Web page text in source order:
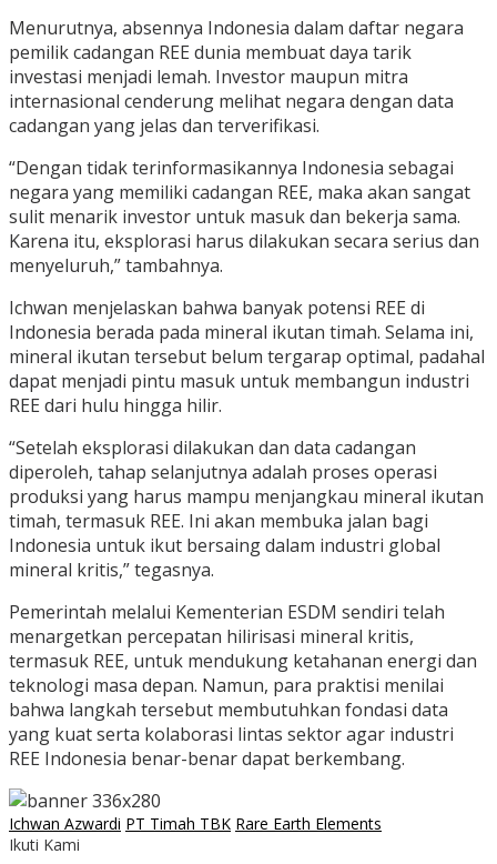
Menurutnya, absennya Indonesia dalam daftar negara
pemilik cadangan REE dunia membuat daya tarik
investasi menjadi lemah. Investor maupun mitra
internasional cenderung melihat negara dengan data
cadangan yang jelas dan terverifikasi.
“Dengan tidak terinformasikannya Indonesia sebagai
negara yang memiliki cadangan REE, maka akan sangat
sulit menarik investor untuk masuk dan bekerja sama.
Karena itu, eksplorasi harus dilakukan secara serius dan
menyeluruh,” tambahnya.
Ichwan menjelaskan bahwa banyak potensi REE di
Indonesia berada pada mineral ikutan timah. Selama ini,
mineral ikutan tersebut belum tergarap optimal, padahal
dapat menjadi pintu masuk untuk membangun industri
REE dari hulu hingga hilir.
“Setelah eksplorasi dilakukan dan data cadangan
diperoleh, tahap selanjutnya adalah proses operasi
produksi yang harus mampu menjangkau mineral ikutan
timah, termasuk REE. Ini akan membuka jalan bagi
Indonesia untuk ikut bersaing dalam industri global
mineral kritis,” tegasnya.
Pemerintah melalui Kementerian ESDM sendiri telah
menargetkan percepatan hilirisasi mineral kritis,
termasuk REE, untuk mendukung ketahanan energi dan
teknologi masa depan. Namun, para praktisi menilai
bahwa langkah tersebut membutuhkan fondasi data
yang kuat serta kolaborasi lintas sektor agar industri
REE Indonesia benar-benar dapat berkembang.
Ichwan Azwardi PT Timah TBK Rare Earth Elements
Ikuti Kami